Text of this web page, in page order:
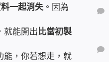
一起消失。因為
就能開出比當初製
能，你若想走，就